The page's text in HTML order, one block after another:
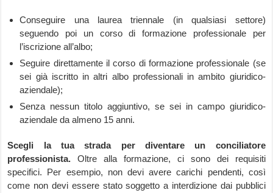
Conseguire una laurea triennale (in qualsiasi settore)
seguendo poi un corso di formazione professionale per
l’iscrizione all’albo;
Seguire direttamente il corso di formazione professionale (se
sei già iscritto in altri albo professionali in ambito giuridico-
aziendale);
Senza nessun titolo aggiuntivo, se sei in campo giuridico-
aziendale da almeno 15 anni.
Scegli la tua strada per diventare un conciliatore
professionista. Oltre alla formazione, ci sono dei requisiti
specifici. Per esempio, non devi avere carichi pendenti, così
come non devi essere stato soggetto a interdizione dai pubblici